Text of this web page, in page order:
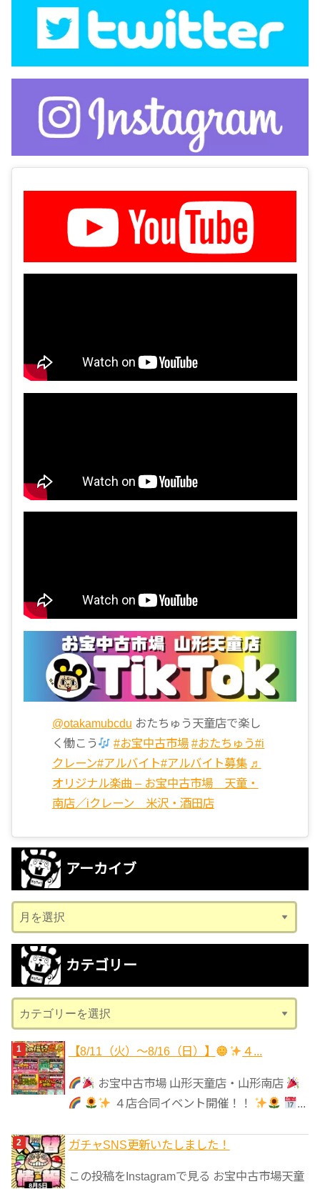
@otakamubcdu おたちゅう天童店で楽し
く働こう
#お宝中古市場 #おたちゅう#i
クレーン#アルバイト#アルバイト募集 ♬
オリジナル楽曲 – お宝中古市場 天童・
南店／iクレーン 米沢・酒田店
アーカイブ
ー
カ
ブ
カテゴリー
テ
ゴ
リ
ー
【8/11（火）～8/16（日）】 ４...
お宝中古市場 山形天童店・山形南店
４店合同イベント開催！！
...
ガチャSNS更新いたしました！
この投稿をInstagramで見る お宝中古市場天童